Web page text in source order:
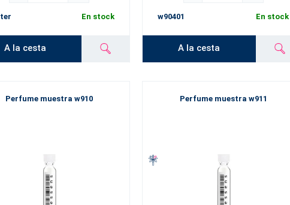
En stock
A la cesta
w90401 En stock
A la cesta
Perfume muestra w910 Perfume muestra w911